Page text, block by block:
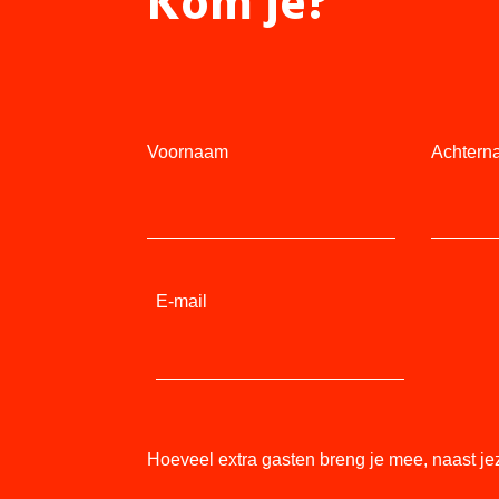
Voornaam
E-mail
Hoeveel extra gasten breng je mee, naast